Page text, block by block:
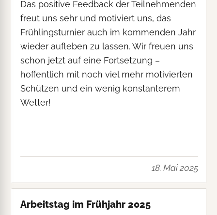
Das positive Feedback der Teilnehmenden
freut uns sehr und motiviert uns, das
Frühlingsturnier auch im kommenden Jahr
wieder aufleben zu lassen. Wir freuen uns
schon jetzt auf eine Fortsetzung –
hoffentlich mit noch viel mehr motivierten
Schützen und ein wenig konstanterem
Wetter!
18. Mai 2025
Arbeitstag im Frühjahr 2025